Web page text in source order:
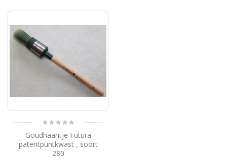
Goudhaantje Futura
patentpuntkwast , soort
280